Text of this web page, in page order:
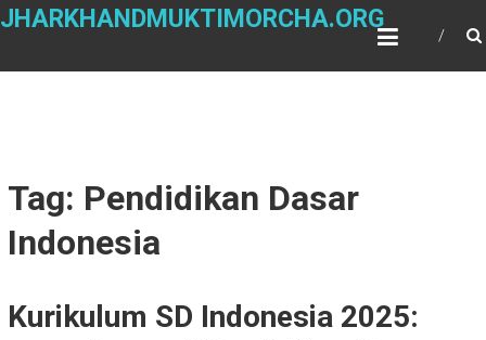
Skip
JHARKHANDMUKTIMORCHA.ORG
Tag: Pendidikan Dasar
Indonesia
Kurikulum SD Indonesia 2025: